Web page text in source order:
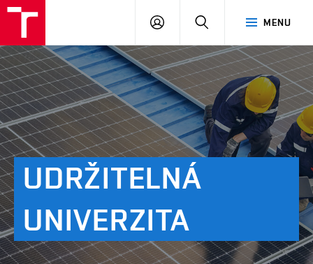
MENU
PŘIHLÁSIT
UDRŽITELNÁ
UNIVERZITA